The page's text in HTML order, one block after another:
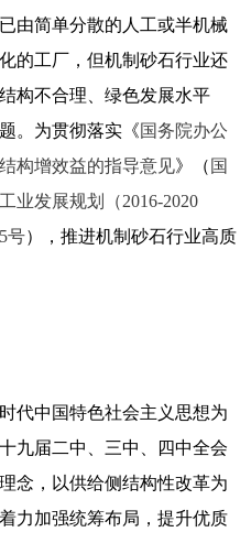
由简单分散的人工或半机械
的工厂，但机制砂石行业还
构不合理、绿色发展水平
。为贯彻落实《国务院办公
构增效益的指导意见》（ 国
业发展规划（2016-2020
号），推进机制砂石行业高质
代中国特色社会主义思想为
九届二中、三中、四中全会
念，以供给侧结构性改革为
力加强统筹布局，提升优质